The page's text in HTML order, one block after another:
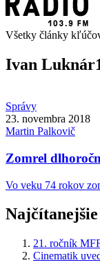
Všetky články
Ivan Luknár
Správy
23. novembra 2018
Martin Palkovič
Zomrel
Vo veku 74 rokov
Najčítanejšie
21. ročník
Cinematik